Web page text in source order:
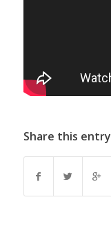
Share this entry